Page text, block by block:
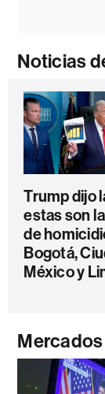
Noticias
Trump dijo
estas son
de
Bogotá,
México y
Mercados